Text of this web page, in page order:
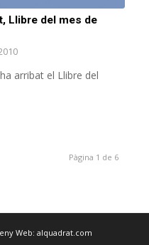
Llibre del mes de
arribat el Llibre del
Pàgina 1 de 6
Web: alquadrat.com